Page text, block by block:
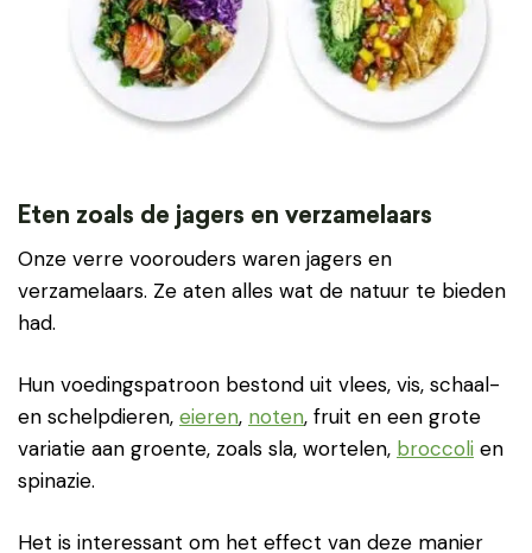
Eten zoals de jagers en verzamelaars
Onze verre voorouders waren jagers en
verzamelaars. Ze aten alles wat de natuur te bieden
had.
Hun voedingspatroon bestond uit vlees, vis, schaal-
en schelpdieren, eieren, noten, fruit en een grote
variatie aan groente, zoals sla, wortelen, broccoli en
spinazie.
Het is interessant om het effect van deze manier